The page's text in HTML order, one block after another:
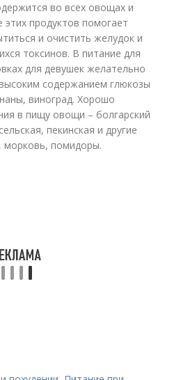
во всех овощах и
этих продуктов помогает
и очистить желудок и
токсинов. В питание для
для девушек желательно
содержанием глюкозы
виноград. Хорошо
в пищу овощи – болгарский
пекинская и другие
морковь, помидоры.